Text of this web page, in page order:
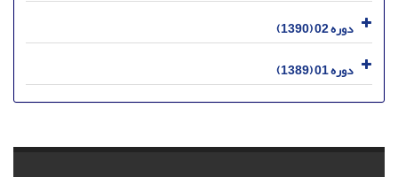
دوره 02 (1390)
دوره 01 (1389)